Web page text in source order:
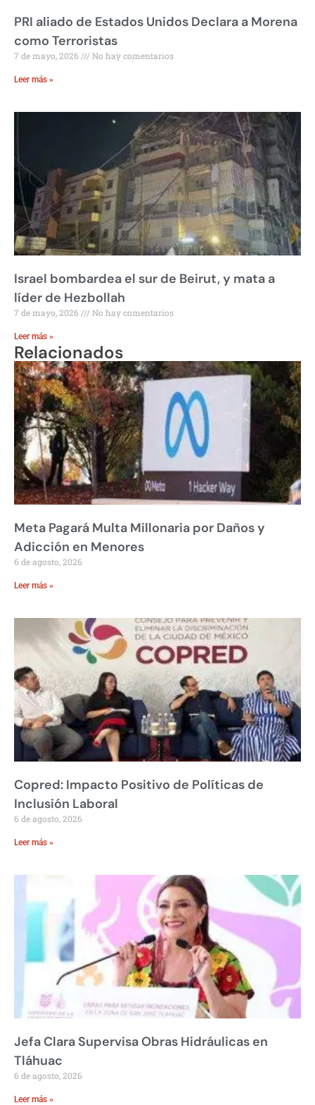
PRI aliado de Estados Unidos Declara a Morena
como Terroristas
7 de mayo, 2026 No hay comentarios
Leer más »
Israel bombardea el sur de Beirut, y mata a
líder de Hezbollah
7 de mayo, 2026 No hay comentarios
Leer más »
Relacionados
Meta Pagará Multa Millonaria por Daños y
Adicción en Menores
6 de agosto, 2026
Leer más »
Copred: Impacto Positivo de Políticas de
Inclusión Laboral
6 de agosto, 2026
Leer más »
Jefa Clara Supervisa Obras Hidráulicas en
Tláhuac
6 de agosto, 2026
Leer más »